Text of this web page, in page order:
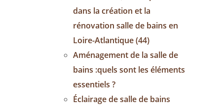
dans la création et la
rénovation salle de bains en
Loire-Atlantique (44)
Aménagement de la salle de
bains :quels sont les éléments
essentiels ?
Éclairage de salle de bains